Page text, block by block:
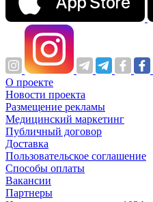
О проекте
Новости проекта
Размещение рекламы
Медицинский маркетинг
Публичный договор
Доставка
Пользовательское соглашение
Способы оплаты
Вакансии
Партнеры